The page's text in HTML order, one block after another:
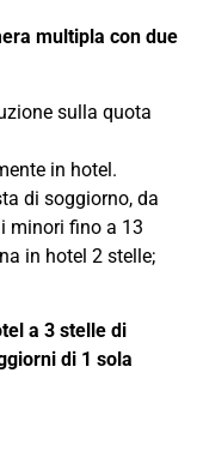
multipla con due
sulla quota
in hotel.
di soggiorno, da
minori fino a 13
in hotel 2 stelle;
a 3 stelle di
di 1 sola